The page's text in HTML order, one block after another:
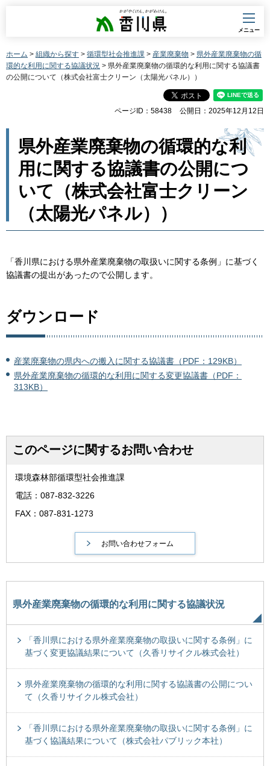
香川県
メニュー
ホーム > 組織から探す > 循環型社会推進課 > 産業廃棄物 > 県外産業廃棄物の循
環的な利用に関する協議状況 > 県外産業廃棄物の循環的な利用に関する協議書
の公開について（株式会社富士クリーン（太陽光パネル））
ページID：58438 公開日：2025年12月12日
県外産業廃棄物の循環的な利
用に関する協議書の公開につ
いて（株式会社富士クリーン
（太陽光パネル））
「香川県における県外産業廃棄物の取扱いに関する条例」に基づく
協議書の提出があったので公開します。
ダウンロード
産業廃棄物の県内への搬入に関する協議書（PDF：129KB）
県外産業廃棄物の循環的な利用に関する変更協議書（PDF：
313KB）
このページに関するお問い合わせ
環境森林部循環型社会推進課
電話：087-832-3226
FAX：087-831-1273
県外産業廃棄物の循環的な利用に関する協議状況
「香川県における県外産業廃棄物の取扱いに関する条例」に
基づく変更協議結果について（久香リサイクル株式会社）
県外産業廃棄物の循環的な利用に関する協議書の公開につい
て（久香リサイクル株式会社）
「香川県における県外産業廃棄物の取扱いに関する条例」に
基づく協議結果について（株式会社パブリック本社）